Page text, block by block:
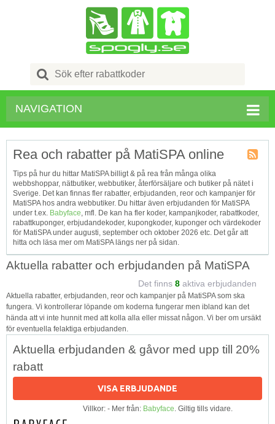
Search
for:
NAVIGATION
Tagg
RSS
Rea och rabatter på MatiSPA online
Tips på hur du hittar MatiSPA billigt & på rea från många olika
webbshoppar, nätbutiker, webbutiker, återförsäljare och butiker på nätet i
Sverige. Det kan finnas fler rabatter, erbjudanden, reor och kampanjer för
MatiSPA hos andra webbutiker. Du hittar även erbjudanden för MatiSPA
under t.ex. Babyface, mfl. De kan ha fler koder, kampanjkoder, rabattkoder,
rabattkuponger, erbjudandekoder, kupongkoder, kuponger och värdekoder
för MatiSPA under augusti, september och oktober 2026 etc. Det går att
hitta och läsa mer om MatiSPA längs ner på sidan.
Aktuella rabatter och erbjudanden på MatiSPA
Det finns 8 aktiva erbjudanden
Aktuella rabatter, erbjudanden, reor och kampanjer på MatiSPA som ska
fungera. Vi kontrollerar löpande om koderna fungerar men ibland kan det
hända att vi inte hunnit med att kolla alla eller missat någon. Vi ber om ursäkt
för eventuella felaktiga erbjudanden.
Aktuella erbjudanden & gåvor med upp till 20%
rabatt
VISA ERBJUDANDE
Villkor: - Mer från: Babyface. Giltig tills vidare.